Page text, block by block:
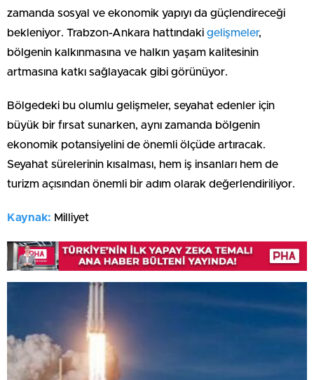
zamanda sosyal ve ekonomik yapıyı da güçlendireceği
bekleniyor. Trabzon-Ankara hattındaki gelişmeler,
bölgenin kalkınmasına ve halkın yaşam kalitesinin
artmasına katkı sağlayacak gibi görünüyor.
Bölgedeki bu olumlu gelişmeler, seyahat edenler için
büyük bir fırsat sunarken, aynı zamanda bölgenin
ekonomik potansiyelini de önemli ölçüde artıracak.
Seyahat sürelerinin kısalması, hem iş insanları hem de
turizm açısından önemli bir adım olarak değerlendiriliyor.
Kaynak: Milliyet